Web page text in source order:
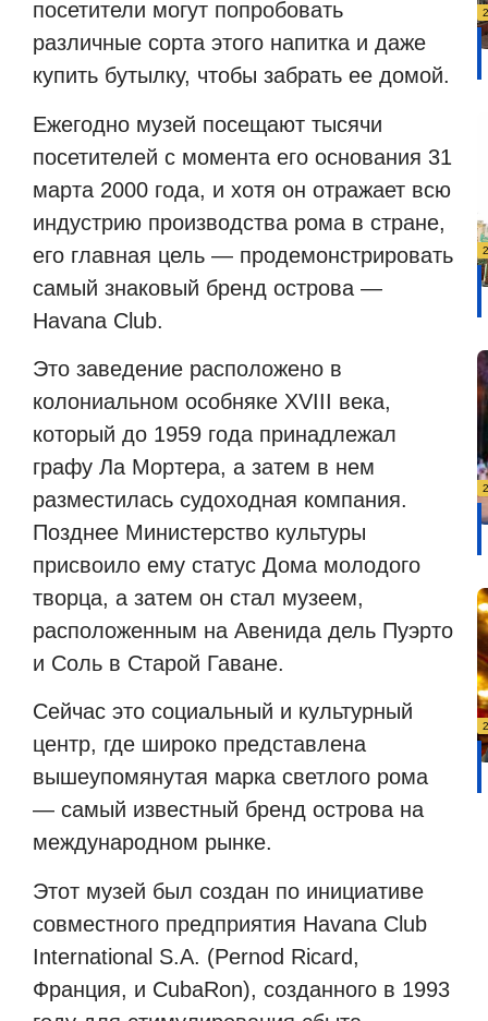
посетители могут попробовать
различные сорта этого напитка и даже
купить бутылку, чтобы забрать ее домой.
Ежегодно музей посещают тысячи
посетителей с момента его основания 31
марта 2000 года, и хотя он отражает всю
индустрию производства рома в стране,
его главная цель — продемонстрировать
самый знаковый бренд острова —
Havana Club.
Это заведение расположено в
колониальном особняке XVIII века,
который до 1959 года принадлежал
графу Ла Мортера, а затем в нем
разместилась судоходная компания.
Позднее Министерство культуры
присвоило ему статус Дома молодого
творца, а затем он стал музеем,
расположенным на Авенида дель Пуэрто
и Соль в Старой Гаване.
Сейчас это социальный и культурный
центр, где широко представлена ​​
вышеупомянутая марка светлого рома
— самый известный бренд острова на
международном рынке.
Этот музей был создан по инициативе
совместного предприятия Havana Club
International S.A. (Pernod Ricard,
Франция, и CubaRon), созданного в 1993